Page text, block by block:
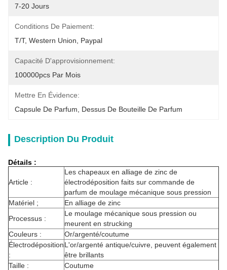
7-20 Jours
Conditions De Paiement:
T/T, Western Union, Paypal
Capacité D'approvisionnement:
100000pcs Par Mois
Mettre En Évidence:
Capsule De Parfum
Dessus De Bouteille De Parfum
Description Du Produit
Détails :
Article :
Les chapeaux en alliage de zinc de
électrodéposition faits sur commande de
parfum de moulage mécanique sous pression
Matériel ;
En alliage de zinc
Processus :
Le moulage mécanique sous pression ou
meurent en strucking
Couleurs :
Or/argenté/coutume
Électrodéposition
:
L'or/argenté antique/cuivre, peuvent également
être brillants
Taille :
Coutume